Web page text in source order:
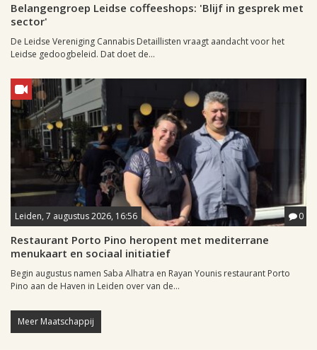
Belangengroep Leidse coffeeshops: 'Blijf in gesprek met
sector'
De Leidse Vereniging Cannabis Detaillisten vraagt aandacht voor het
Leidse gedoogbeleid. Dat doet de...
Leiden, 7 augustus 2026, 16:56 0
Restaurant Porto Pino heropent met mediterrane
menukaart en sociaal initiatief
Begin augustus namen Saba Alhatra en Rayan Younis restaurant Porto
Pino aan de Haven in Leiden over van de...
Meer Maatschappij